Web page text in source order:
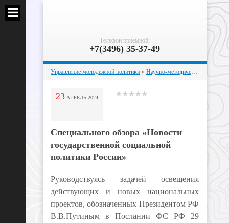
Телефон приемной:
+7(3496) 35-37-49
Управление молодежной политики » Научно-методическая работа
23 АПРЕЛЬ 2024
Специального обзора «Новости
государственной социальной
политики России»
Руководствуясь задачей освещения
действующих и новых национальных
проектов, обозначенных Президентом РФ
В.В.Путиным в Послании ФС РФ 29